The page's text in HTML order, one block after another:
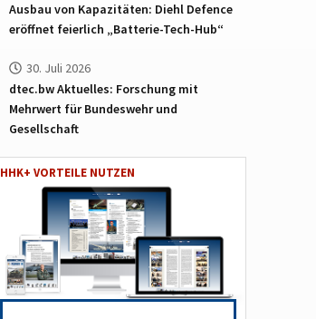
Ausbau von Kapazitäten: Diehl Defence
eröffnet feierlich „Batterie-Tech-Hub“
30. Juli 2026
dtec.bw Aktuelles: Forschung mit
Mehrwert für Bundeswehr und
Gesellschaft
HHK+ VORTEILE NUTZEN